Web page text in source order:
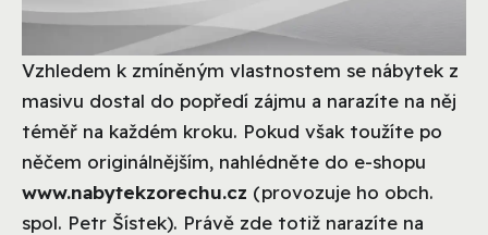
Vzhledem k zmíněným vlastnostem se nábytek z
masivu dostal do popředí zájmu a narazíte na něj
téměř na každém kroku. Pokud však toužíte po
něčem originálnějším, nahlédněte do e-shopu
www.nabytekzorechu.cz (provozuje ho obch.
spol. Petr Šístek). Právě zde totiž narazíte na